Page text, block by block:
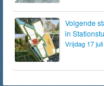
Volgende
in
Vrijdag 17